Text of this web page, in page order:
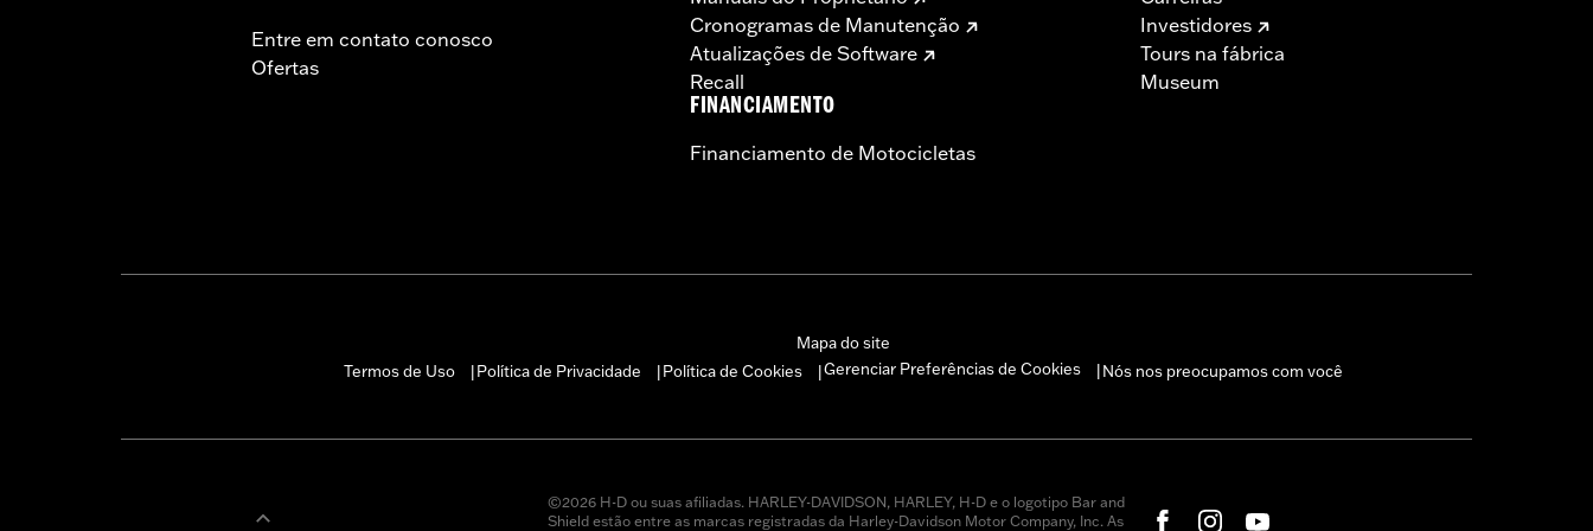
Entre em contato conosco
Ofertas
Cronogramas de Manutenção
Atualizações de Software
Recall
FINANCIAMENTO
Financiamento de Motocicletas
Investidores
Tours na fábrica
Museum
Mapa do site
Termos de Uso
Política de Privacidade Política de Cookies Gerenciar Preferências de Cookies Nós nos preocupamos com você
©2026 H-D ou suas afiliadas. HARLEY-DAVIDSON, HARLEY, H-D e o logotipo Bar and
Shield estão entre as marcas registradas da Harley-Davidson Motor Company, Inc. As